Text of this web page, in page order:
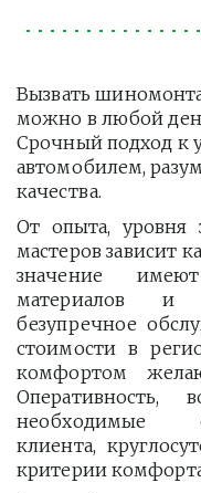
Вызвать
можно в любой
Срочный подход к
автомобилем,
качества.
От опыта, уровня
мастеров зависит
значение
материалов и
безупречное
стоимости в
комфортом
Оперативность,
клиента,
критерии